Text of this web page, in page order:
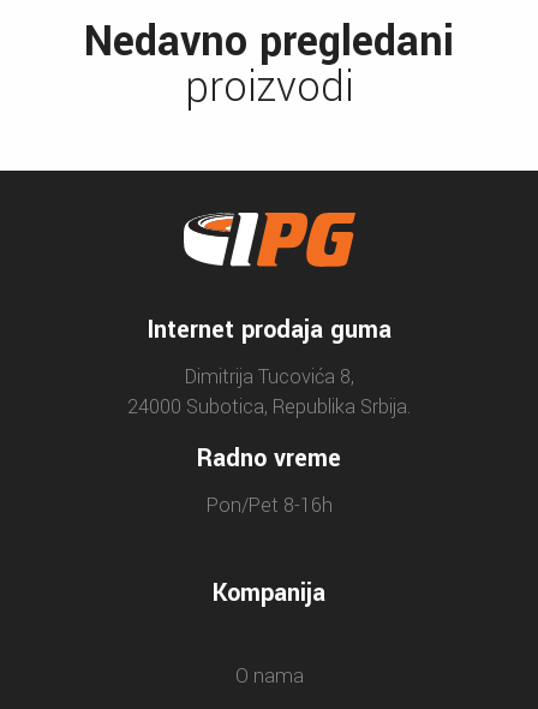
Nedavno pregledani
proizvodi
Internet prodaja guma
Dimitrija Tucovića 8,
24000 Subotica, Republika Srbija.
Radno vreme
Pon/Pet 8-16h
Kompanija
O nama